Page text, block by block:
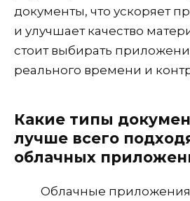
документы, что ускоряет
и улучшает качество
стоит выбирать
реального времени и
Какие типы
лучше всего
облачных
Облачные